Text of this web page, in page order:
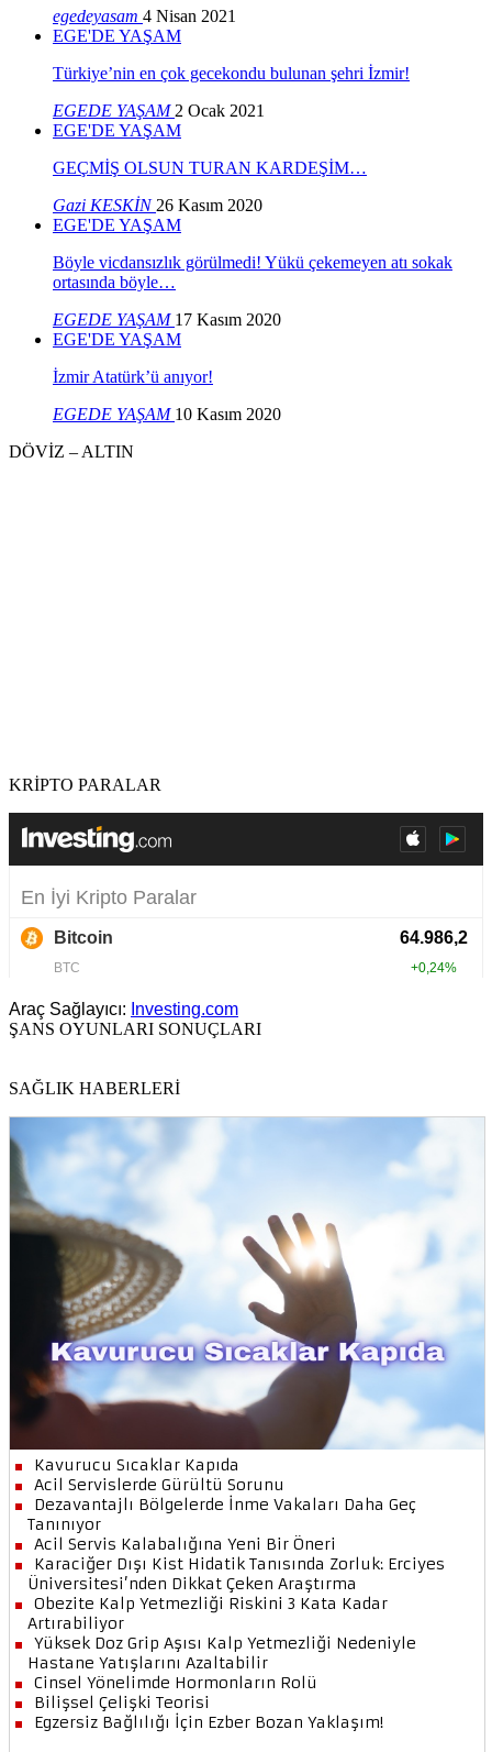
egedeyasam 4 Nisan 2021
EGE'DE YAŞAM
Türkiye’nin en çok gecekondu bulunan şehri İzmir!
EGEDE YAŞAM 2 Ocak 2021
EGE'DE YAŞAM
GEÇMİŞ OLSUN TURAN KARDEŞİM…
Gazi KESKİN 26 Kasım 2020
EGE'DE YAŞAM
Böyle vicdansızlık görülmedi! Yükü çekemeyen atı sokak
ortasında böyle…
EGEDE YAŞAM 17 Kasım 2020
EGE'DE YAŞAM
İzmir Atatürk’ü anıyor!
EGEDE YAŞAM 10 Kasım 2020
DÖVİZ – ALTIN
KRİPTO PARALAR
Araç Sağlayıcı: Investing.com
ŞANS OYUNLARI SONUÇLARI
SAĞLIK HABERLERİ